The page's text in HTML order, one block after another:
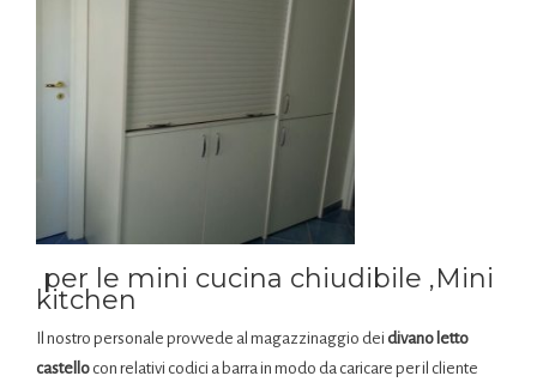
per le mini cucina chiudibile ,Mini
kitchen
Il nostro personale provvede al magazzinaggio dei divano letto
castello con relativi codici a barra in modo da caricare per il cliente